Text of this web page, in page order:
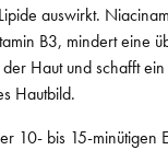
auswirkt.
B3, mindert eine
der Haut und schafft
Hautbild.
10- bis 15-minütigen